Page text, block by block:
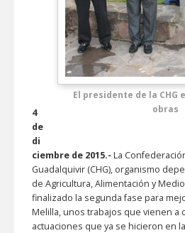
El presidente de la CHG
obras
4
de
di
ciembre de 2015.- La
Guadalquivir (CHG), organismo
de Agricultura, Alimentación y
finalizado la segunda fase para
Melilla, unos trabajos que vienen a
actuaciones que ya se hicieron en